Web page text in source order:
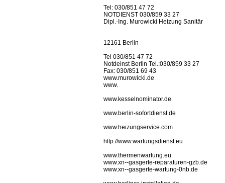
Tel: 030/851 47 72
NOTDIENST 030/859 33 27
Dipl.-Ing. Murowicki Heizung Sanitär
12161 Berlin
Tel 030/851 47 72
Notdeinst Berlin Tel.:030/859 33 27
Fax: 030/851 69 43
www.murowicki.de
www.
www.kesselnominator.de
www.berlin-sofortdienst.de
www.heizungservice.com
http://www.wartungsdienst.eu
www.thermenwartung.eu
www.xn--gasgerte-reparaturen-gzb.de
www.xn--gasgerte-wartung-0nb.de